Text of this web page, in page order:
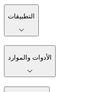
التطبيقات
الأدوات والموارد